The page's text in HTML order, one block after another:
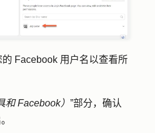
Facebook 用户名以查看所
和 Facebook） ”部分，确认